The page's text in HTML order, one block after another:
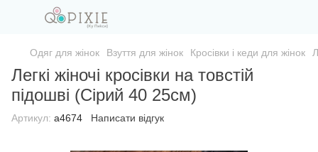
Одяг для жінок Взуття для жінок Кросівки і кеди для жінок
Легкі жіночі кросівки на товстій
підошві (Сірий 40 25см)
Артикул: а4674 Написати відгук